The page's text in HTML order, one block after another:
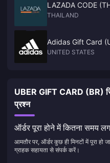
LAZADA CODE
THAILAND
Adidas Gift Card
UNITED STATES
UBER GIFT CARD (BR)
प्रश्न
ऑर्डर पूरा होने में कितना समय
आमतौर पर, ऑर्डर कुछ ही मिनटों में पूरा हो
ग्राहक सहायता से संपर्क करें।